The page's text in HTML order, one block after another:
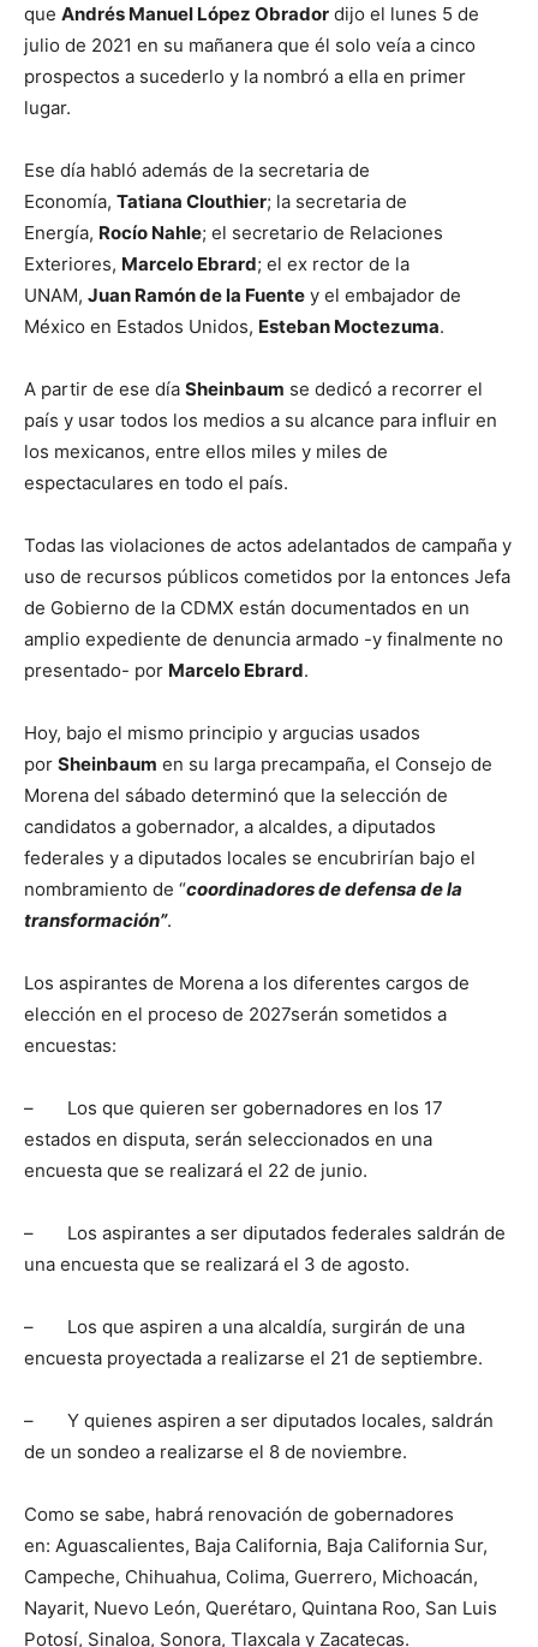
que Andrés Manuel López Obrador dijo el lunes 5 de
julio de 2021 en su mañanera que él solo veía a cinco
prospectos a sucederlo y la nombró a ella en primer
lugar.
Ese día habló además de la secretaria de
Economía, Tatiana Clouthier; la secretaria de
Energía, Rocío Nahle; el secretario de Relaciones
Exteriores, Marcelo Ebrard; el ex rector de la
UNAM, Juan Ramón de la Fuente y el embajador de
México en Estados Unidos, Esteban Moctezuma.
A partir de ese día Sheinbaum se dedicó a recorrer el
país y usar todos los medios a su alcance para influir en
los mexicanos, entre ellos miles y miles de
espectaculares en todo el país.
Todas las violaciones de actos adelantados de campaña y
uso de recursos públicos cometidos por la entonces Jefa
de Gobierno de la CDMX están documentados en un
amplio expediente de denuncia armado -y finalmente no
presentado- por Marcelo Ebrard.
Hoy, bajo el mismo principio y argucias usados
por Sheinbaum en su larga precampaña, el Consejo de
Morena del sábado determinó que la selección de
candidatos a gobernador, a alcaldes, a diputados
federales y a diputados locales se encubrirían bajo el
nombramiento de “coordinadores de defensa de la
transformación”.
Los aspirantes de Morena a los diferentes cargos de
elección en el proceso de 2027serán sometidos a
encuestas:
– Los que quieren ser gobernadores en los 17
estados en disputa, serán seleccionados en una
encuesta que se realizará el 22 de junio.
– Los aspirantes a ser diputados federales saldrán de
una encuesta que se realizará el 3 de agosto.
– Los que aspiren a una alcaldía, surgirán de una
encuesta proyectada a realizarse el 21 de septiembre.
– Y quienes aspiren a ser diputados locales, saldrán
de un sondeo a realizarse el 8 de noviembre.
Como se sabe, habrá renovación de gobernadores
en: Aguascalientes, Baja California, Baja California Sur,
Campeche, Chihuahua, Colima, Guerrero, Michoacán,
Nayarit, Nuevo León, Querétaro, Quintana Roo, San Luis
Potosí, Sinaloa, Sonora, Tlaxcala y Zacatecas.